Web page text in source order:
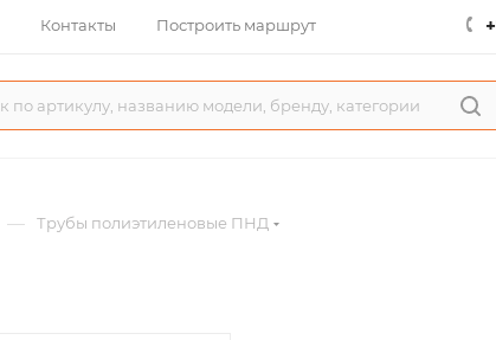
Контакты Построить маршрут
— Трубы полиэтиленовые ПНД